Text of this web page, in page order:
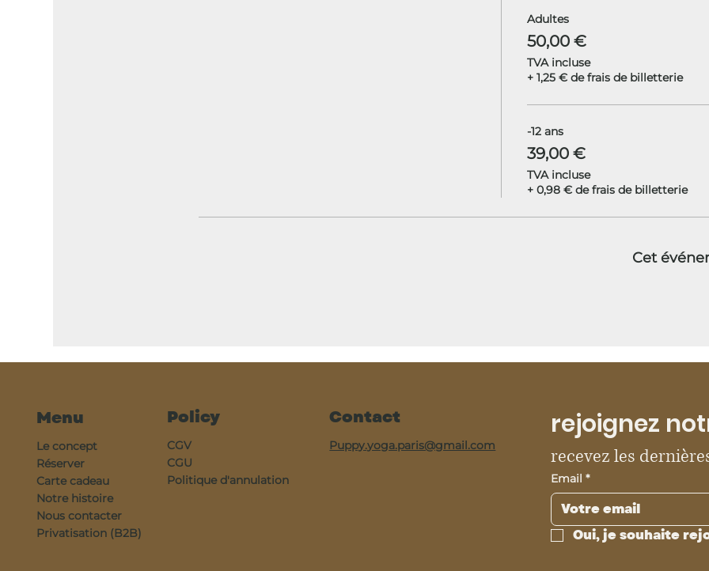
Adultes
50,00 €
TVA incluse
+ 1,25 € de frais de billetterie
-12 ans
39,00 €
TVA incluse
+ 0,98 € de frais de billetterie
Cet
Menu
Le concept
Réserver
Carte cadeau
Notre histoire
Nous contacter
Privatisation (B2B)
Policy
CGV
CGU
Politique d'annulation
Contact
Puppy.yoga.paris@gmail.com
rejoignez
recevez les
Email *
Oui, je souhaite